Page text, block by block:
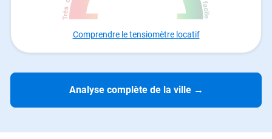
Comprendre le tensiomètre locatif
Analyse complète de la ville →